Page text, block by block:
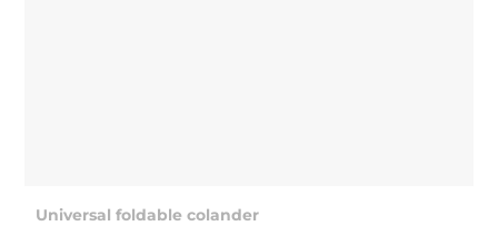
Universal foldable colander